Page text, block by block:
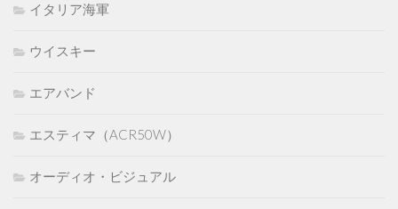
イタリア海軍
ウイスキー
エアバンド
エスティマ（ACR50W）
オーディオ・ビジュアル